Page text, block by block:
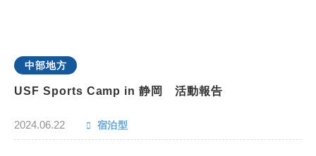
中部地方
USF Sports Camp in 静岡 活動報告
2024.06.22 宿泊型